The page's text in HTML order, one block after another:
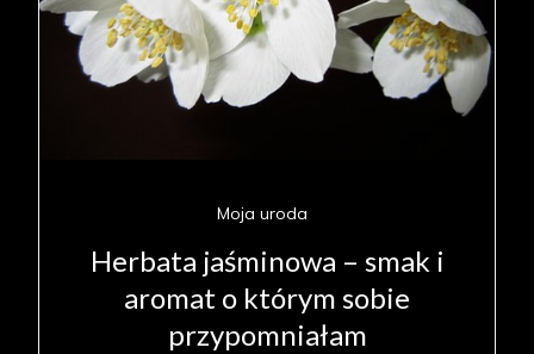
Moja uroda
Herbata jaśminowa – smak i
aromat o którym sobie
przypomniałam